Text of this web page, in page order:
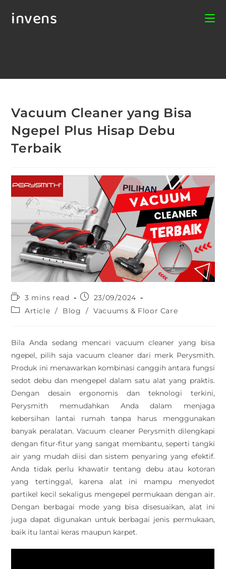
invens
Vacuum Cleaner yang Bisa
Ngepel Plus Hisap Debu
Terbaik
3 mins read
23/09/2024
Article / Blog / Vacuums & Floor Care
Bila Anda sedang mencari vacuum cleaner yang bisa
ngepel, pilih saja vacuum cleaner dari merk Perysmith.
Produk ini menawarkan kombinasi canggih antara fungsi
sedot debu dan mengepel dalam satu alat yang praktis.
Dengan desain ergonomis dan teknologi terkini,
Perysmith memudahkan Anda dalam menjaga
kebersihan lantai rumah tanpa harus menggunakan
banyak peralatan. Vacuum cleaner Perysmith dilengkapi
dengan fitur-fitur yang sangat membantu, seperti tangki
air yang mudah diisi dan sistem penyaring yang efektif.
Anda tidak perlu khawatir tentang debu atau kotoran
yang tertinggal, karena alat ini mampu menyedot
partikel kecil sekaligus mengepel permukaan dengan air.
Dengan berbagai mode yang bisa disesuaikan, alat ini
juga dapat digunakan untuk berbagai jenis permukaan,
baik itu lantai keras maupun karpet.